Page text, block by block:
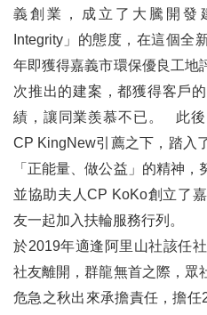
偏鄉醫療數位轉型 壯大健保偏鄉
五、人物專訪
給孩子一個支點：大成國小如何用
施富川Jackie的扶輪基金會技術專
三、扶輪作品
畫說扶輪
四、各社活動輯要
義創業，成立了大騰開發
Integrity」的態度，在這個全
年即獲得嘉義市環保優良工地
次推出的建案，都獲得客戶
績，讓同業羨慕不已。 此
CP KingNew引薦之下，踏入
「正能量、做公益」的精神，
並協助夫人CP KoKo創立了
友一起加入扶輪服務行列。
於2019年適逢阿里山社該任
社友離開，群龍無首之際，眾
危急之秋出來承擔責任，擔